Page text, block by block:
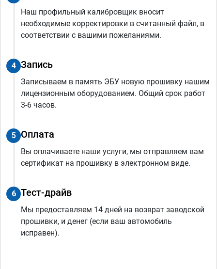
Наш профильный калибровщик вносит
необходимые корректировки в считанный файл, в
соответствии с вашими пожеланиями.
4 Запись
Записываем в память ЭБУ новую прошивку нашим
лицензионным оборудованием. Общий срок работ
3-6 часов.
5 Оплата
Вы оплачиваете наши услуги, мы отправляем вам
сертификат на прошивку в электронном виде.
6 Тест-драйв
Мы предоставляем 14 дней на возврат заводской
прошивки, и денег (если ваш автомобиль
исправен).